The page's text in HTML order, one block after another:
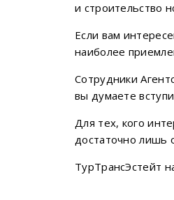
и строительство
Если вам
наиболее
Сотрудники
вы думаете
Для тех, кого
достаточно лишь
ТурТрансЭстейт